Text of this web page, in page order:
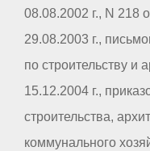
08.08.2002 г., N 218
29.08.2003 г.,
по строительству и
15.12.2004 г.,
строительства,
коммунального